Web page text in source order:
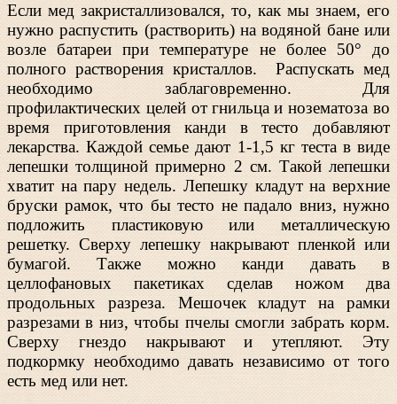
Если мед закристаллизовался, то, как мы знаем, его
нужно распустить (растворить) на водяной бане или
возле батареи при температуре не более 50° до
полного растворения кристаллов. Распускать мед
необходимо заблаговременно. Для
профилактических целей от гнильца и нозематоза во
время приготовления канди в тесто добавляют
лекарства. Каждой семье дают 1-1,5 кг теста в виде
лепешки толщиной примерно 2 см. Такой лепешки
хватит на пару недель. Лепешку кладут на верхние
бруски рамок, что бы тесто не падало вниз, нужно
подложить пластиковую или металлическую
решетку. Сверху лепешку накрывают пленкой или
бумагой. Также можно канди давать в
целлофановых пакетиках сделав ножом два
продольных разреза. Мешочек кладут на рамки
разрезами в низ, чтобы пчелы смогли забрать корм.
Сверху гнездо накрывают и утепляют. Эту
подкормку необходимо давать независимо от того
есть мед или нет.